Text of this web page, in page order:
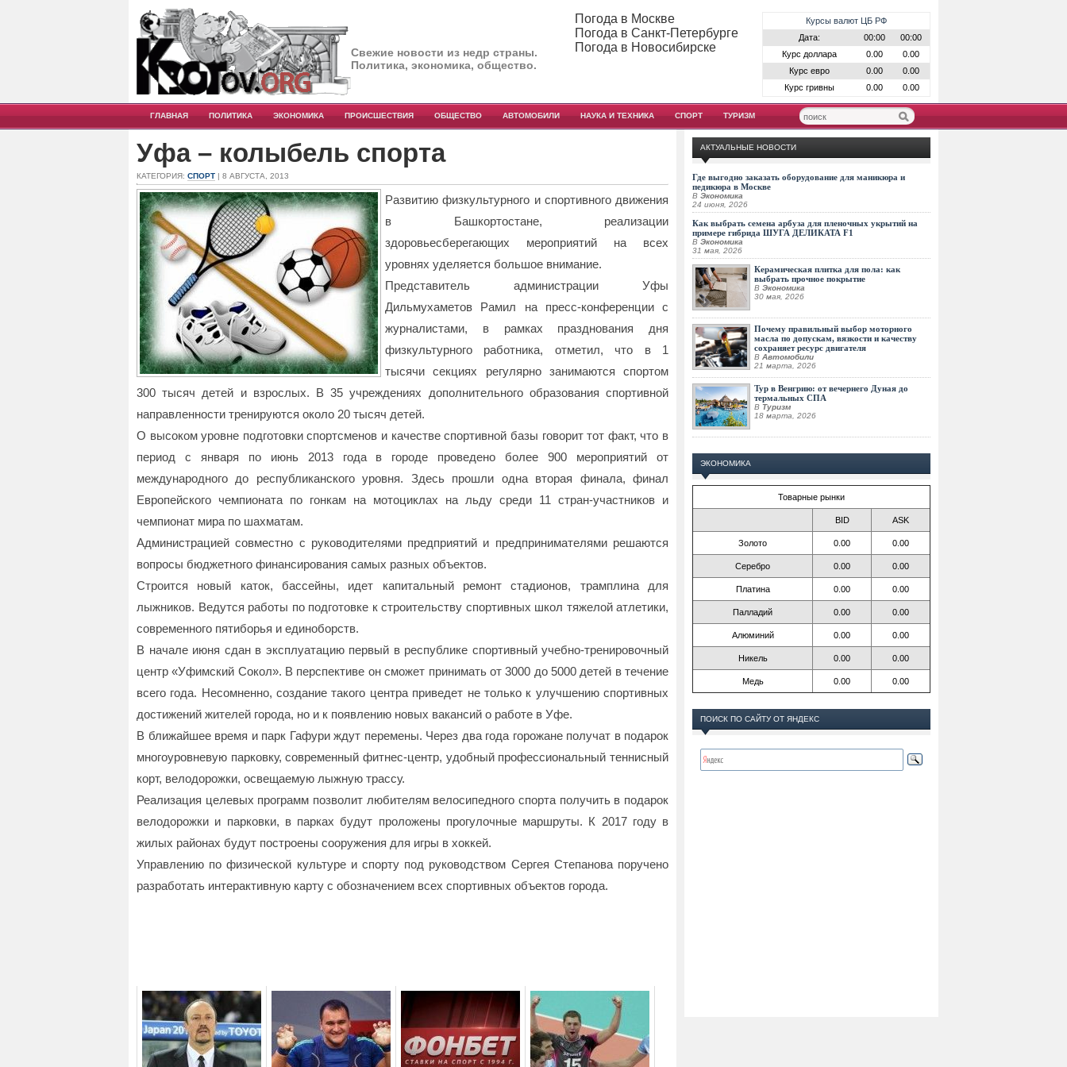
Свежие новости из недр страны.
Политика, экономика, общество.
Курсы валют ЦБ РФ
Дата:
00:00
00:00
Курс доллара
0.00
0.00
Курс евро
0.00
0.00
Курс гривны
0.00 0.00
Погода в Москве
Погода в Санкт-Петербурге
Погода в Новосибирске
ГЛАВНАЯ ПОЛИТИКА ЭКОНОМИКА ПРОИСШЕСТВИЯ ОБЩЕСТВО АВТОМОБИЛИ НАУКА И ТЕХНИКА СПОРТ ТУРИЗМ
Уфа – колыбель спорта
КАТЕГОРИЯ: СПОРТ | 8 АВГУСТА, 2013
Развитию физкультурного и спортивного движения
в Башкортостане, реализации
здоровьесберегающих мероприятий на всех
уровнях уделяется большое внимание.
Представитель администрации Уфы
Дильмухаметов Рамил на пресс-конференции с
журналистами, в рамках празднования дня
физкультурного работника, отметил, что в 1
тысячи секциях регулярно занимаются спортом
300 тысяч детей и взрослых. В 35 учреждениях дополнительного образования спортивной
направленности тренируются около 20 тысяч детей.
О высоком уровне подготовки спортсменов и качестве спортивной базы говорит тот факт, что в
период с января по июнь 2013 года в городе проведено более 900 мероприятий от
международного до республиканского уровня. Здесь прошли одна вторая финала, финал
Европейского чемпионата по гонкам на мотоциклах на льду среди 11 стран-участников и
чемпионат мира по шахматам.
Администрацией совместно с руководителями предприятий и предпринимателями решаются
вопросы бюджетного финансирования самых разных объектов.
Строится новый каток, бассейны, идет капитальный ремонт стадионов, трамплина для
лыжников. Ведутся работы по подготовке к строительству спортивных школ тяжелой атлетики,
современного пятиборья и единоборств.
В начале июня сдан в эксплуатацию первый в республике спортивный учебно-тренировочный
центр «Уфимский Сокол». В перспективе он сможет принимать от 3000 до 5000 детей в течение
всего года. Несомненно, создание такого центра приведет не только к улучшению спортивных
достижений жителей города, но и к появлению новых вакансий о работе в Уфе.
В ближайшее время и парк Гафури ждут перемены. Через два года горожане получат в подарок
многоуровневую парковку, современный фитнес-центр, удобный профессиональный теннисный
корт, велодорожки, освещаемую лыжную трассу.
Реализация целевых программ позволит любителям велосипедного спорта получить в подарок
велодорожки и парковки, в парках будут проложены прогулочные маршруты. К 2017 году в
жилых районах будут построены сооружения для игры в хоккей.
Управлению по физической культуре и спорту под руководством Сергея Степанова поручено
разработать интерактивную карту с обозначением всех спортивных объектов города.
АКТУАЛЬНЫЕ НОВОСТИ
Где выгодно заказать оборудование для маникюра и
педикюра в Москве
В Экономика
24 июня, 2026
Как выбрать семена арбуза для пленочных укрытий на
примере гибрида ШУГА ДЕЛИКАТА F1
В Экономика
31 мая, 2026
Керамическая плитка для пола: как
выбрать прочное покрытие
В Экономика
30 мая, 2026
Почему правильный выбор моторного
масла по допускам, вязкости и качеству
сохраняет ресурс двигателя
В Автомобили
21 марта, 2026
Тур в Венгрию: от вечернего Дуная до
термальных СПА
В Туризм
18 марта, 2026
ЭКОНОМИКА
Товарные рынки
BID ASK
Золото 0.00 0.00
Серебро 0.00 0.00
Платина 0.00 0.00
Палладий 0.00 0.00
Алюминий 0.00 0.00
Никель 0.00 0.00
Медь 0.00 0.00
ПОИСК ПО САЙТУ ОТ ЯНДЕКС